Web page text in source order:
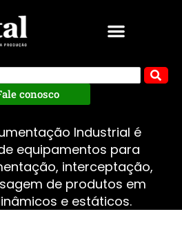
conosco
Industrial é
equipamentos para
interceptação,
de produtos em
e estáticos.